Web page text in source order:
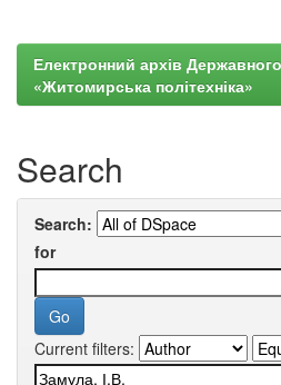
Електронний архів
«Житомирська політехніка»
Search
Search:
for
Current filters: